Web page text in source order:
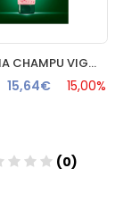
TONUCIA CHAMPU VIGOR REDENSIFICANTE RENE FURTERER 200 ML
15,64€ 15,00%
(0)